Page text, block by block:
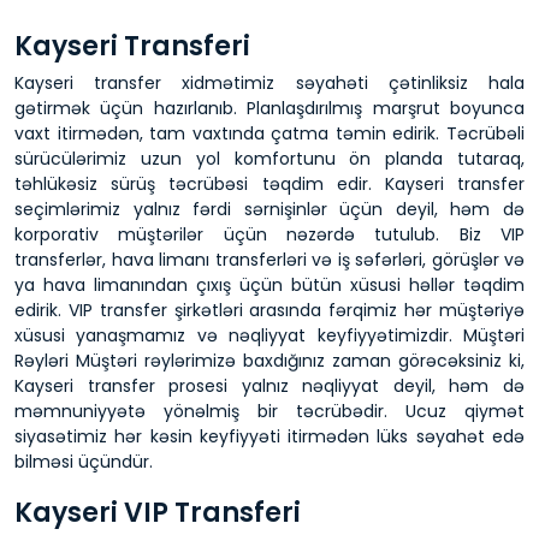
Kayseri Transferi
Kayseri transfer xidmətimiz səyahəti çətinliksiz hala
gətirmək üçün hazırlanıb. Planlaşdırılmış marşrut boyunca
vaxt itirmədən, tam vaxtında çatma təmin edirik. Təcrübəli
sürücülərimiz uzun yol komfortunu ön planda tutaraq,
təhlükəsiz sürüş təcrübəsi təqdim edir. Kayseri transfer
seçimlərimiz yalnız fərdi sərnişinlər üçün deyil, həm də
korporativ müştərilər üçün nəzərdə tutulub. Biz VIP
transferlər, hava limanı transferləri və iş səfərləri, görüşlər və
ya hava limanından çıxış üçün bütün xüsusi həllər təqdim
edirik. VIP transfer şirkətləri arasında fərqimiz hər müştəriyə
xüsusi yanaşmamız və nəqliyyat keyfiyyətimizdir. Müştəri
Rəyləri Müştəri rəylərimizə baxdığınız zaman görəcəksiniz ki,
Kayseri transfer prosesi yalnız nəqliyyat deyil, həm də
məmnuniyyətə yönəlmiş bir təcrübədir. Ucuz qiymət
siyasətimiz hər kəsin keyfiyyəti itirmədən lüks səyahət edə
bilməsi üçündür.
Kayseri VIP Transferi